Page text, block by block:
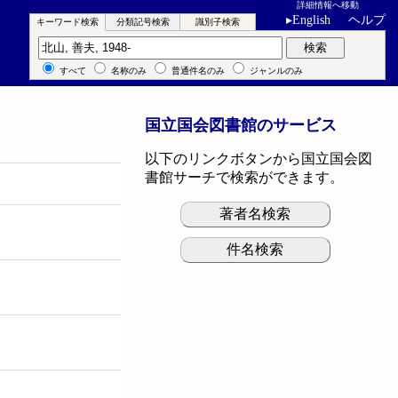
詳細情報へ移動
▸English ヘルプ
キーワード検索 分類記号検索 識別子検索
キーワード検索 検索
すべて 名称のみ 普通件名のみ ジャンルのみ
国立国会図書館のサービス
以下のリンクボタンから国立国会図
書館サーチで検索ができます。
著者名検索
件名検索